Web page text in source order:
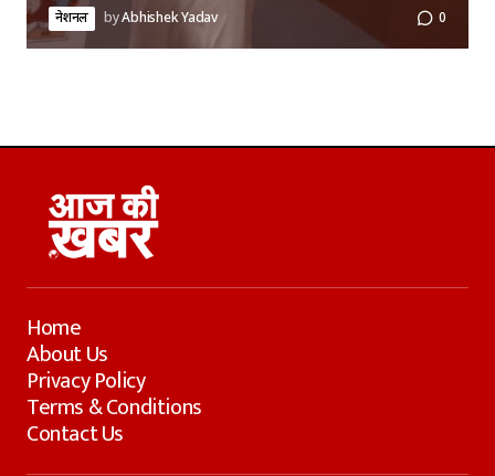
नेशनल byAbhishek Yadav 0
Home
About Us
Privacy Policy
Terms & Conditions
Contact Us